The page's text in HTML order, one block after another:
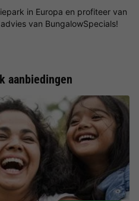
in Europa en profiteer van
van BungalowSpecials!
aanbiedingen